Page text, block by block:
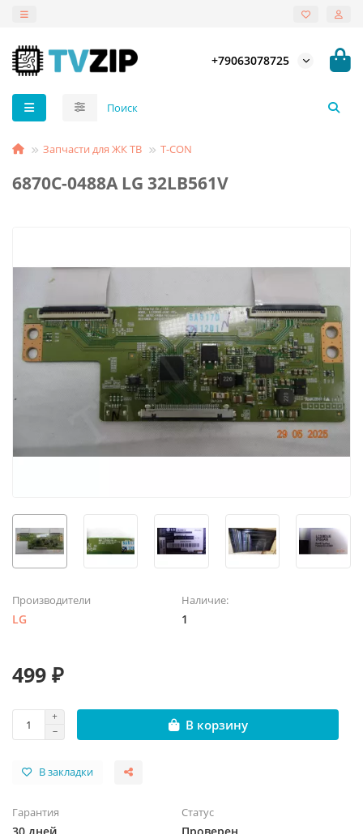
+79063078725
Запчасти для ЖК ТВ T-СON
6870C-0488A LG 32LB561V
Производители
LG
Наличие:
1
499 ₽
В корзину
В закладки
Гарантия Статус